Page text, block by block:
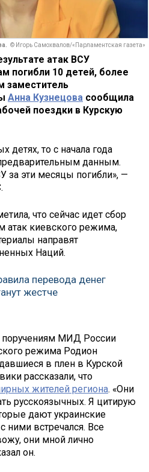
© Игорь Самохвалов/«Парламентская газета»
атак ВСУ
погибли 10 детей, более
заместитель
Анна Кузнецова сообщила
поездки в Курскую
детях, то с начала года
данным.
за эти месяцы погибли», —
что сейчас идет сбор
атак киевского режима,
направят
Наций.
перевода денег
жестче
МИД России
режима Родион
в плен в Курской
рассказали, что
жителей региона. «Они
русскоязычных. Я цитирую
дают украинские
ними встречался. Все
они мной лично
он.